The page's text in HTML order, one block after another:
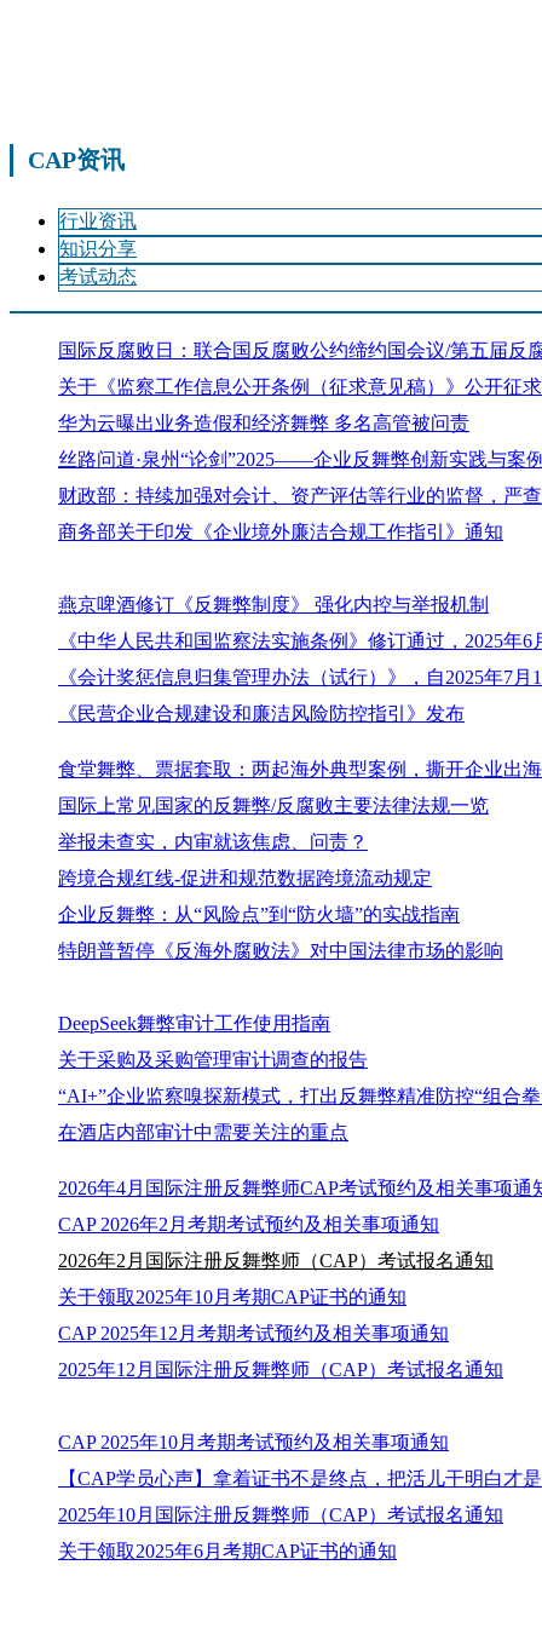
CAP资讯
行业资讯
知识分享
考试动态
国际反腐败日：联合国反腐败公约缔约国会议/第五届反
关于《监察工作信息公开条例（征求意见稿）》公开征
华为云曝出业务造假和经济舞弊 多名高管被问责
丝路问道·泉州“论剑”2025——企业反舞弊创新实践与案
财政部：持续加强对会计、资产评估等行业的监督，严
商务部关于印发《企业境外廉洁合规工作指引》通知
燕京啤酒修订《反舞弊制度》 强化内控与举报机制
《中华人民共和国监察法实施条例》修订通过，2025年6
《会计奖惩信息归集管理办法（试行）》，自2025年7月
《民营企业合规建设和廉洁风险防控指引》发布
食堂舞弊、票据套取：两起海外典型案例，撕开企业出
国际上常见国家的反舞弊/反腐败主要法律法规一览
举报未查实，内审就该焦虑、问责？
跨境合规红线-促进和规范数据跨境流动规定
企业反舞弊：从“风险点”到“防火墙”的实战指南
特朗普暂停《反海外腐败法》对中国法律市场的影响
DeepSeek舞弊审计工作使用指南
关于采购及采购管理审计调查的报告
“AI+”企业监察嗅探新模式，打出反舞弊精准防控“组合拳
在酒店内部审计中需要关注的重点
2026年4月国际注册反舞弊师CAP考试预约及相关事项通
CAP 2026年2月考期考试预约及相关事项通知
2026年2月国际注册反舞弊师（CAP）考试报名通知
关于领取2025年10月考期CAP证书的通知
CAP 2025年12月考期考试预约及相关事项通知
2025年12月国际注册反舞弊师（CAP）考试报名通知
CAP 2025年10月考期考试预约及相关事项通知
【CAP学员心声】拿着证书不是终点，把活儿干明白才是
2025年10月国际注册反舞弊师（CAP）考试报名通知
关于领取2025年6月考期CAP证书的通知